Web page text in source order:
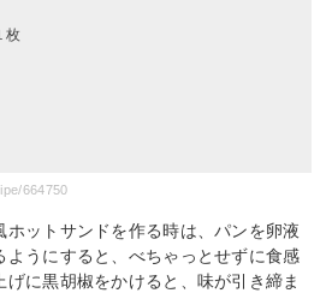
枚
664750
ホットサンドを作る時は、パンを卵液
ようにすると、べちゃっとせずに食感
に黒胡椒をかけると、味が引き締ま